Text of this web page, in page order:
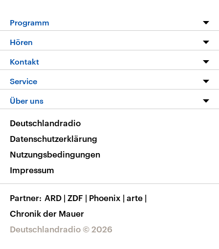
Programm
Programm
Die Nachrichten
Nachrichtenleicht
Neue Beiträge auf dlf.de
Hören
Livestream
Podcasts
Deutschlandfunk App
Nachrichten App
Frequenzen
Kontakt
Hörerservice
Service
FAQ
Veranstaltungen
Musikliste
RSS
Über uns
Barrierefreiheit
Deutschlandradio © 2026
Deutschlandradio
Datenschutzerklärung
Nutzungsbedingungen
Impressum
Partner ARD | ZDF | Phoenix | arte |
Chronik der Mauer